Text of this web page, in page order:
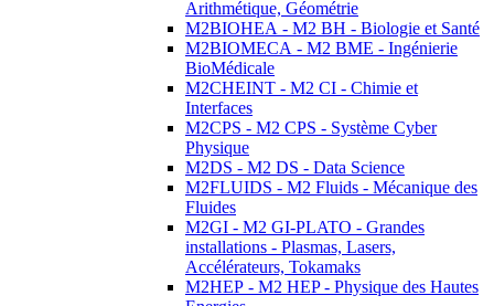
Arithmétique, Géométrie
M2BIOHEA - M2 BH - Biologie et Santé
M2BIOMECA - M2 BME - Ingénierie
BioMédicale
M2CHEINT - M2 CI - Chimie et
Interfaces
M2CPS - M2 CPS - Système Cyber
Physique
M2DS - M2 DS - Data Science
M2FLUIDS - M2 Fluids - Mécanique des
Fluides
M2GI - M2 GI-PLATO - Grandes
installations - Plasmas, Lasers,
Accélérateurs, Tokamaks
M2HEP - M2 HEP - Physique des Hautes